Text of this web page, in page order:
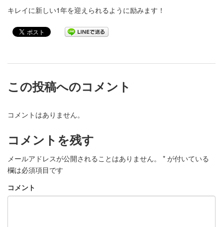
キレイに新しい1年を迎えられるように励みます！
この投稿へのコメント
コメントはありません。
コメントを残す
メールアドレスが公開されることはありません。 * が付いている
欄は必須項目です
コメント